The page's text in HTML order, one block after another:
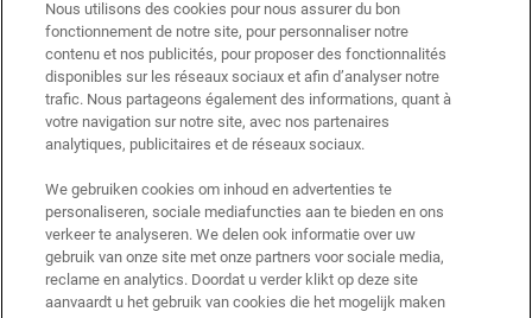
avec d'autres offres ou promotions en cours, mais cumulable avec les offres
'Cadeau avec achat' . Utilisation limitée à une seule fois par client. Non
applicable sur les éditions limitées & ensembles.
Ce site est protégé par Cloudflare et la politique de confidentialité et les conditions
dutilisation sappliquent.
S’INSCRIRE
Nous utilisons des cookies pour nous assurer du bon
fonctionnement de notre site, pour personnaliser notre
contenu et nos publicités, pour proposer des fonctionnalités
disponibles sur les réseaux sociaux et afin d’analyser notre
trafic. Nous partageons également des informations, quant à
votre navigation sur notre site, avec nos partenaires
analytiques, publicitaires et de réseaux sociaux.
We gebruiken cookies om inhoud en advertenties te
personaliseren, sociale mediafuncties aan te bieden en ons
verkeer te analyseren. We delen ook informatie over uw
gebruik van onze site met onze partners voor sociale media,
reclame en analytics. Doordat u verder klikt op deze site
aanvaardt u het gebruik van cookies die het mogelijk maken